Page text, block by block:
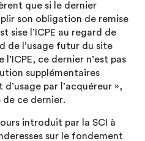
que si le dernier
son obligation de remise
sise l’ICPE au regard de
de l’usage futur du site
ce dernier n’est pas
supplémentaires
par l’acquéreur »,
de ce dernier.
introduit par la SCI à
sur le fondement